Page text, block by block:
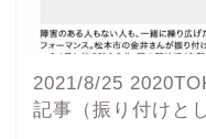
2021/8/25
記事（振り付けと